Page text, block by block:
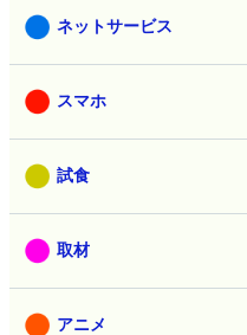
ネットサービス
スマホ
試食
取材
アニメ